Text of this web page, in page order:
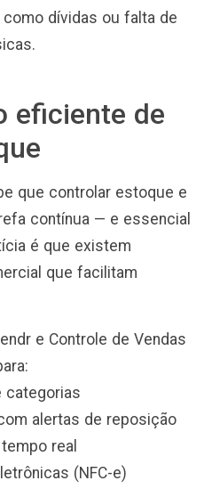
dívidas ou falta de
eficiente de
que controlar estoque e
contínua — e essencial
é que existem
que facilitam
e Controle de Vendas
categorias
alertas de reposição
real
(NFC-e)